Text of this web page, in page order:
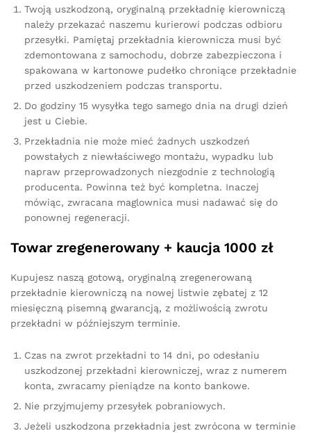
Twoją uszkodzoną, oryginalną przekładnię kierowniczą
należy przekazać naszemu kurierowi podczas odbioru
przesyłki. Pamiętaj przekładnia kierownicza musi być
zdemontowana z samochodu, dobrze zabezpieczona i
spakowana w kartonowe pudełko chroniące przekładnie
przed uszkodzeniem podczas transportu.
Do godziny 15 wysyłka tego samego dnia na drugi dzień
jest u Ciebie.
Przekładnia nie może mieć żadnych uszkodzeń
powstałych z niewłaściwego montażu, wypadku lub
napraw przeprowadzonych niezgodnie z technologią
producenta. Powinna też być kompletna. Inaczej
mówiąc, zwracana maglownica musi nadawać się do
ponownej regeneracji.
Towar zregenerowany + kaucja 1000 zł
Kupujesz naszą gotową, oryginalną zregenerowaną
przekładnie kierowniczą na nowej listwie zębatej z 12
miesięczną pisemną gwarancją, z możliwością zwrotu
przekładni w późniejszym terminie.
Czas na zwrot przekładni to 14 dni, po odesłaniu
uszkodzonej przekładni kierowniczej, wraz z numerem
konta, zwracamy pieniądze na konto bankowe.
Nie przyjmujemy przesyłek pobraniowych.
Jeżeli uszkodzona przekładnia jest zwrócona w terminie